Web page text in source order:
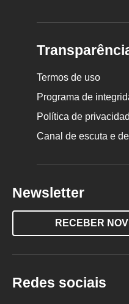
Termos de uso
Programa de
Política de
Canal de escuta e
Newsletter
RECEBER
Redes sociais